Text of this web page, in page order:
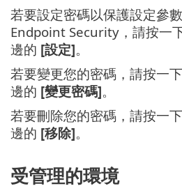
若要設定密碼以保護設定參
Endpoint Security，請按一
邊的 [設定]。
若要變更您的密碼，請按一下
邊的 [變更密碼]。
若要刪除您的密碼，請按一下
邊的 [移除]。
受管理的環境